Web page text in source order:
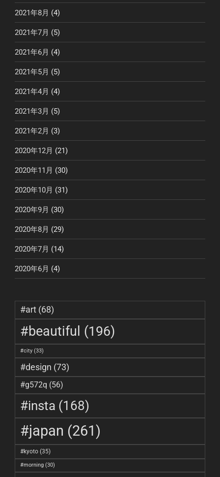
2021年8月 (4)
2021年7月 (5)
2021年6月 (4)
2021年5月 (5)
2021年4月 (4)
2021年3月 (5)
2021年2月 (3)
2020年12月 (21)
2020年11月 (30)
2020年10月 (31)
2020年9月 (30)
2020年8月 (29)
2020年7月 (14)
2020年6月 (4)
#art (68)
#beautiful (196)
#city (33)
#design (73)
#g572q (56)
#insta (168)
#japan (261)
#kyoto (35)
#morning (30)